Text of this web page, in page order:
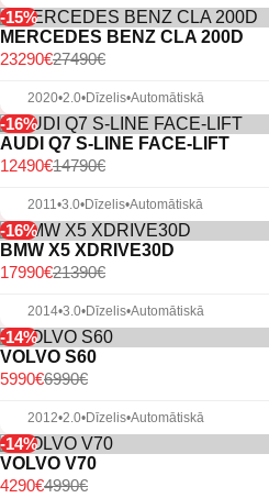
-15%
MERCEDES BENZ CLA 200D
27490€
23290€
2020•2.0•Dīzelis•Automātiskā
-16%
AUDI Q7 S-LINE FACE-LIFT
14790€
12490€
2011•3.0•Dīzelis•Automātiskā
-16%
BMW X5 XDRIVE30D
21390€
17990€
2014•3.0•Dīzelis•Automātiskā
-14%
VOLVO S60
6990€
5990€
2012•2.0•Dīzelis•Automātiskā
-14%
VOLVO V70
4990€
4290€